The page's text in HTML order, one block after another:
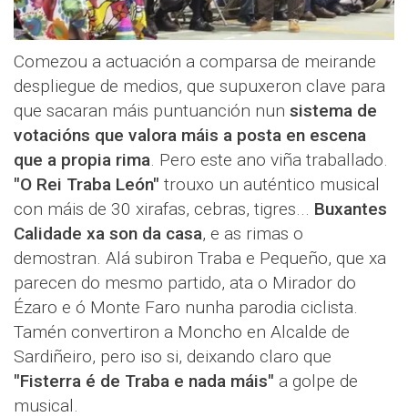
Comezou a actuación a comparsa de meirande
despliegue de medios, que supuxeron clave para
que sacaran máis puntuanción nun sistema de
votacións que valora máis a posta en escena
que a propia rima. Pero este ano viña traballado.
"O Rei Traba León" trouxo un auténtico musical
con máis de 30 xirafas, cebras, tigres... Buxantes
Calidade xa son da casa, e as rimas o
demostran. Alá subiron Traba e Pequeño, que xa
parecen do mesmo partido, ata o Mirador do
Ézaro e ó Monte Faro nunha parodia ciclista.
Tamén convertiron a Moncho en Alcalde de
Sardiñeiro, pero iso si, deixando claro que
"Fisterra é de Traba e nada máis" a golpe de
musical.